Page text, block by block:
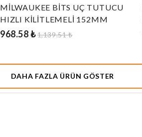
MİLWAUKEE BİTS UÇ TUTUCU
HIZLI KİLİTLEMELİ 152MM
968.58 ₺1,139.51 ₺
DAHA FAZLA ÜRÜN GÖSTER